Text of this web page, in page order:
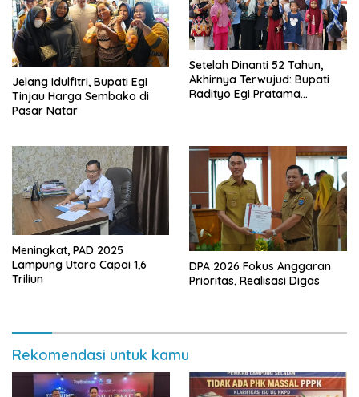
Jelang Idulfitri, Bupati Egi
Tinjau Harga Sembako di
Pasar Natar
Setelah Dinanti 52 Tahun,
Akhirnya Terwujud: Bupati
Radityo Egi Pratama
Meningkat, PAD 2025
Lampung Utara Capai 1,6
Triliun
DPA 2026 Fokus Anggaran
Prioritas, Realisasi Digas
Rekomendasi untuk kamu